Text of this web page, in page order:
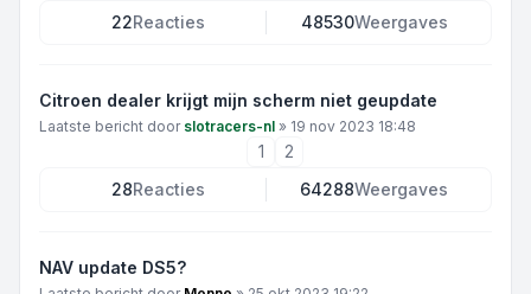
22Reacties 48530Weergaves
Citroen dealer krijgt mijn scherm niet geupdate
Laatste bericht door slotracers-nl » 19 nov 2023 18:48
1
2
28Reacties 64288Weergaves
NAV update DS5?